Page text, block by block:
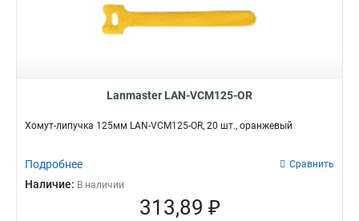
Lanmaster LAN-VCM125-OR
Хомут-липучка 125мм LAN-VCM125-OR, 20 шт., оранжевый
Подробнее Сравнить
Наличие: В наличии
313,89 ₽